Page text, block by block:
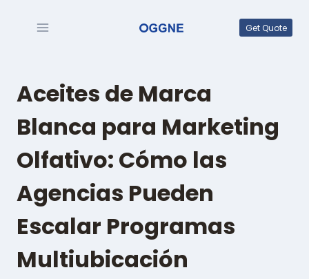
Get Quote
Aceites de Marca
Blanca para Marketing
Olfativo: Cómo las
Agencias Pueden
Escalar Programas
Multiubicación